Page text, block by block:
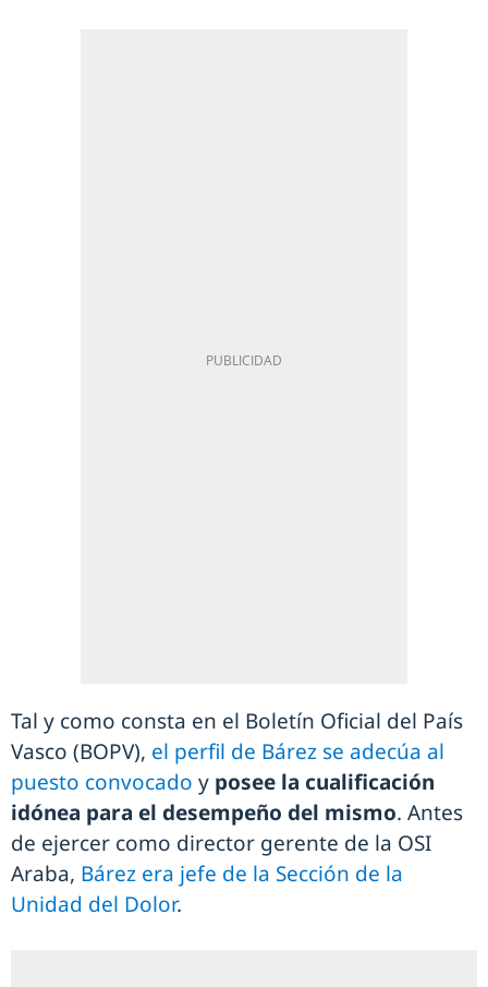
Tal y como consta en el Boletín Oficial del País
Vasco (BOPV), el perfil de Bárez se adecúa al
puesto convocado y posee la cualificación
idónea para el desempeño del mismo. Antes
de ejercer como director gerente de la OSI
Araba, Bárez era jefe de la Sección de la
Unidad del Dolor.